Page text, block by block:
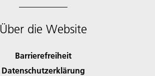
Über die Website
Barrierefreiheit
Datenschutzerklärung